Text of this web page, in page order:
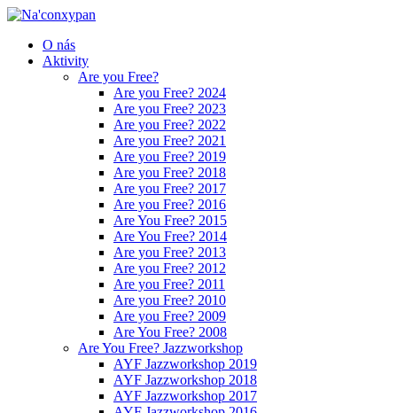
O nás
Aktivity
Are you Free?
Are you Free? 2024
Are you Free? 2023
Are you Free? 2022
Are you Free? 2021
Are you Free? 2019
Are you Free? 2018
Are you Free? 2017
Are you Free? 2016
Are You Free? 2015
Are You Free? 2014
Are you Free? 2013
Are you Free? 2012
Are you Free? 2011
Are you Free? 2010
Are you Free? 2009
Are You Free? 2008
Are You Free? Jazzworkshop
AYF Jazzworkshop 2019
AYF Jazzworkshop 2018
AYF Jazzworkshop 2017